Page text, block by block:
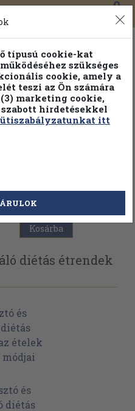
0
Kosárba
diétás étrendek
típusú cookie-kat
szükséges
cookie, amely a
teszi az Ön számára
marketing cookie,
hirdetésekkel
itt